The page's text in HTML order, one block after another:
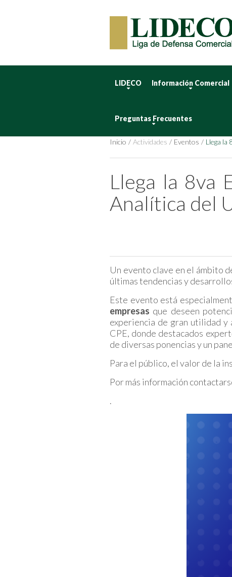
LIDECO Información Comercial
Preguntas Frecuentes
Inicio Actividades Eventos Llega la
Llega la 8va
Analítica del
Un evento clave en el ámbito
últimas tendencias y
Este evento está
empresas que deseen
experiencia de gran utilidad
CPE, donde destacados
de diversas ponencias y un
Para el público, el valor de la
Por más información
.